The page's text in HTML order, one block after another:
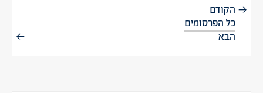
הקודם
כל הפרסומים
הבא